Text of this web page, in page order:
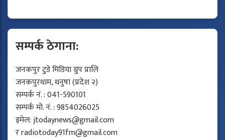
सम्पर्क ठेगाना:
जनकपुर टुडे मिडिया ग्रुप प्रालि
जनकपुरधाम, धनुषा (प्रदेश २)
सम्पर्क नं. : 041-590101
सम्पर्क मो. नं. : 9854026025
इमेल:jtodaynews@gmail.com
रradiotoday91fm@gmail.com